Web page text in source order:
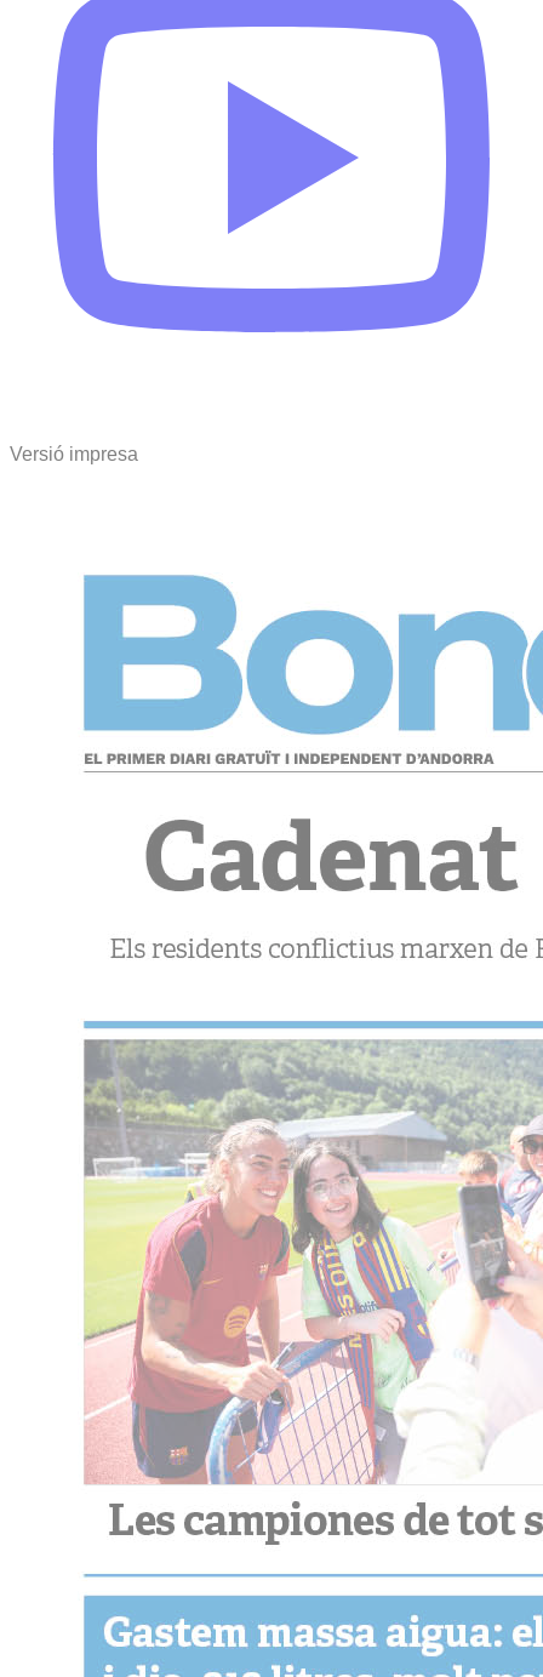
Versió impresa